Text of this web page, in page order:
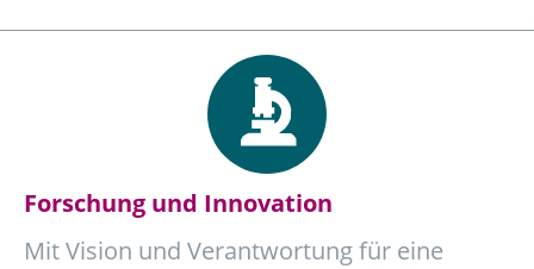
Forschung und Innovation
Mit Vision und Verantwortung für eine